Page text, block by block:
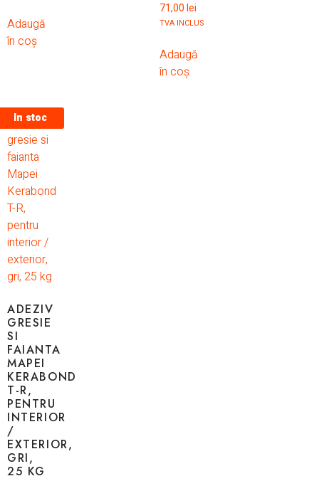
Adaugă
în coș
71,00 lei
TVA INCLUS
Adaugă
în coș
In stoc
ADEZIV
GRESIE
SI
FAIANTA
MAPEI
KERABOND
T-R,
PENTRU
INTERIOR
/
EXTERIOR,
GRI,
25 KG